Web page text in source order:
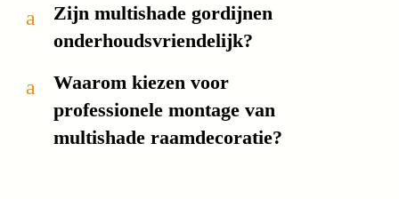
a
Zijn multishade gordijnen
onderhoudsvriendelijk?
a
Waarom kiezen voor
professionele montage van
multishade raamdecoratie?